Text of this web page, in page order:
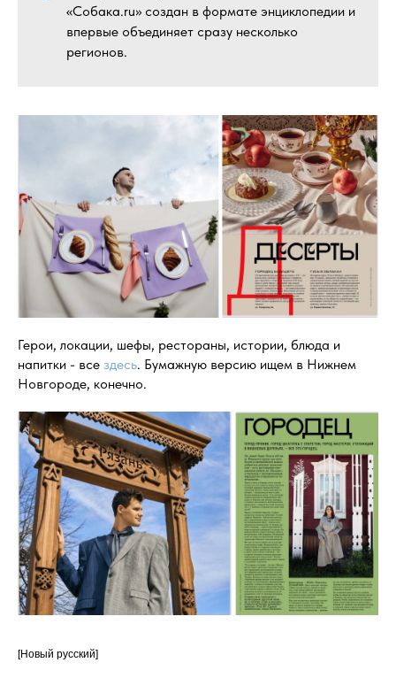
«Собака.ru» создан в формате энциклопедии и
впервые объединяет сразу несколько
регионов.
Герои, локации, шефы, рестораны, истории, блюда и
напитки - все здесь. Бумажную версию ищем в Нижнем
Новгороде, конечно.
[Новый русский]